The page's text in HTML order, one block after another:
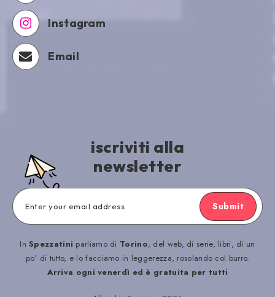
Instagram
Email
iscriviti alla
newsletter
Submit
InSpezzatini parliamo di Torino, del web, di serie, libri, di un
po’ di tutto, e lo facciamo in leggerezza, rosolando col burro.
Arriva ogni venerdì ed è gratuita per tutti